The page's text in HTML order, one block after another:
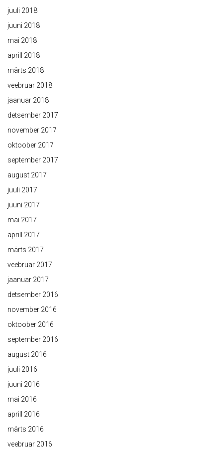
juuli 2018
juuni 2018
mai 2018
aprill 2018
märts 2018
veebruar 2018
jaanuar 2018
detsember 2017
november 2017
oktoober 2017
september 2017
august 2017
juuli 2017
juuni 2017
mai 2017
aprill 2017
märts 2017
veebruar 2017
jaanuar 2017
detsember 2016
november 2016
oktoober 2016
september 2016
august 2016
juuli 2016
juuni 2016
mai 2016
aprill 2016
märts 2016
veebruar 2016